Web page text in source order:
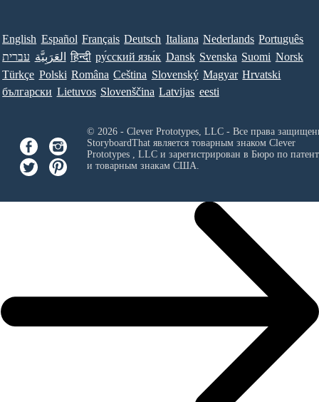
English Español Français Deutsch Italiana Nederlands Português
עברית العَرَبِيَّة हिन्दी ру́сский язы́к Dansk Svenska Suomi Norsk
Türkçe Polski Româna Ceština Slovenský Magyar Hrvatski
български Lietuvos Slovenščina Latvijas eesti
© 2026 - Clever Prototypes, LLC - Все права
StoryboardThat является товарным знаком Clever
Prototypes , LLCи зарегистрирован в Бюро по
и товарным знакам США.